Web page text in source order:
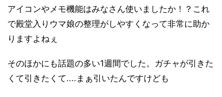
アイコンやメモ機能はみなさん使いましたか！？これ
で殿堂入りウマ娘の整理がしやすくなって非常に助か
りますよねぇ
そのほかにも話題の多い1週間でした。ガチャが引きた
くて引きたくて....まぁ引いたんですけども